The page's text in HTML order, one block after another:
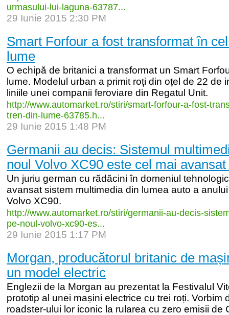
urmasului- lui- laguna-63787...
29 Iunie 2015 2:30 PM
Smart Forfour a fost transformat în
lume
O echipă de britanici a transformat un Smart
lume. Modelul urban a primit roți din oțel de 22 de
liniile unei companii feroviare din Regatul Unit.
http://www.automarket.ro/stiri/smart-forfour-a-fost-
tren-din- lume-63785.h...
29 Iunie 2015 1:48 PM
Germanii au decis: Sistemul
noul Volvo XC90 este cel mai
Un juriu german cu rădăcini în domeniul
avansat sistem multimedia din lumea auto a
Volvo XC90.
http://www.automarket.ro/stiri/germanii-au-decis-
pe-noul-volvo-xc90-es...
29 Iunie 2015 1:17 PM
Morgan, producătorul britanic de
un model electric
Englezii de la Morgan au prezentat la Festivalul
prototip al unei mașini electrice cu trei roți. Vorbim
roadster-ului lor iconic la rularea cu zero emisii de